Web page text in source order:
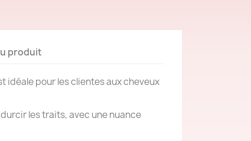
produit
idéale pour les clientes aux cheveux
les traits, avec une nuance